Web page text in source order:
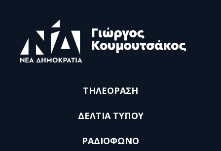
ΤΗΛΕΟΡΑΣΗ
ΔΕΛΤΙΑ ΤΥΠΟΥ
ΡΑΔΙΟΦΩΝΟ